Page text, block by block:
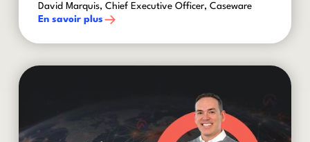
David Marquis, Chief Executive Officer, Caseware
En savoir plus